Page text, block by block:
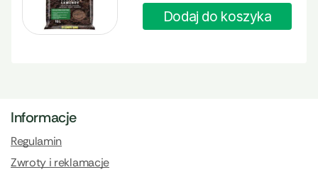
Dodaj do koszyka
Informacje
Regulamin
Zwroty i reklamacje